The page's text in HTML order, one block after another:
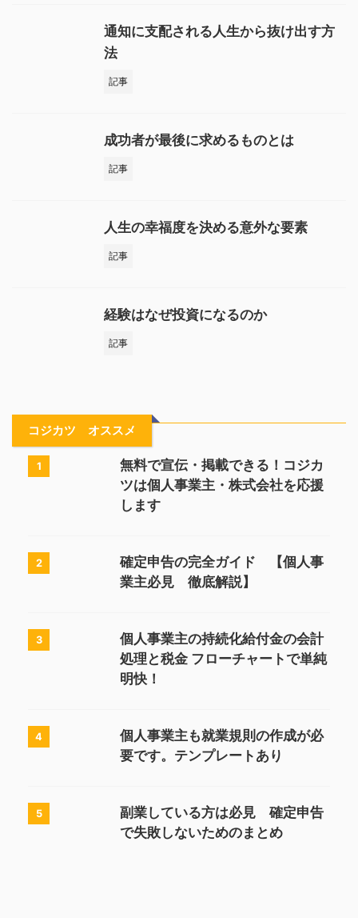
通知に支配される人生から抜け出す方
法
記事
成功者が最後に求めるものとは
記事
人生の幸福度を決める意外な要素
記事
経験はなぜ投資になるのか
記事
コジカツ オススメ
1
無料で宣伝・掲載できる！コジカ
ツは個人事業主・株式会社を応援
します
2
確定申告の完全ガイド 【個人事
業主必見 徹底解説】
3
個人事業主の持続化給付金の会計
処理と税金 フローチャートで単純
明快！
4
個人事業主も就業規則の作成が必
要です。テンプレートあり
5
副業している方は必見 確定申告
で失敗しないためのまとめ